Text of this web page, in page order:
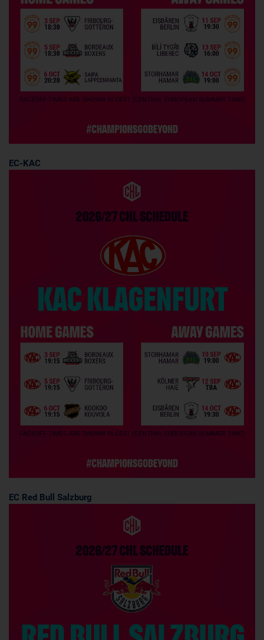
EC-KAC
EC Red Bull Salzburg